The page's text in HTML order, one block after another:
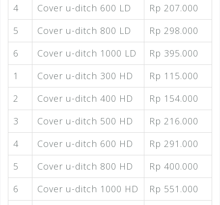
4 Cover u-ditch 600 LD
Rp 207.000
5
Cover u-ditch 800 LD
Rp 298.000
6
Cover u-ditch 1000 LD
Rp 395.000
1
Cover u-ditch 300 HD
Rp 115.000
2
Cover u-ditch 400 HD
Rp 154.000
3
Cover u-ditch 500 HD
Rp 216.000
4
Cover u-ditch 600 HD
Rp 291.000
5
Cover u-ditch 800 HD
Rp 400.000
6
Cover u-ditch 1000 HD
Rp 551.000